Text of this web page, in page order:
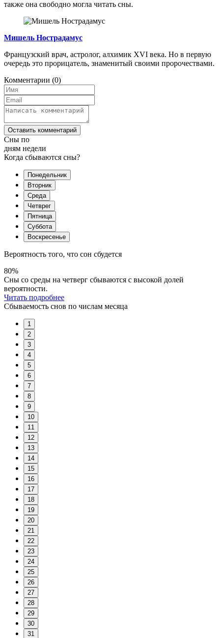
также она свободно могла читать сны.
Мишель Нострадамус
Французский врач, астролог, алхимик XVI века. Но в первую
очередь это прорицатель, знаменитый своими пророчествами.
Комментарии (0)
Оставить комментарий
Сны по
дням недели
Когда сбываются сны?
Понедельник
Вторник
Среда
Четврег
Пятница
Суббота
Воскресенье
Вероятность того, что сон сбудется
80%
Сны со среды на четверг сбываются с высокой долей
вероятности.
Читать подробнее
Сбываемость снов по числам месяца
1
2
3
4
5
6
7
8
9
10
11
12
13
14
15
16
17
18
19
20
21
22
23
24
25
26
27
28
29
30
31